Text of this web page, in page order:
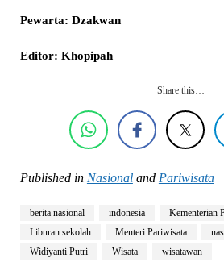
Pewarta: Dzakwan
Editor: Khopipah
Share this…
Published in Nasionaland Pariwisata
berita nasional indonesia
Kementerian
Liburan sekolah
Menteri Pariwisata
Widiyanti Putri
Wisata wisatawan